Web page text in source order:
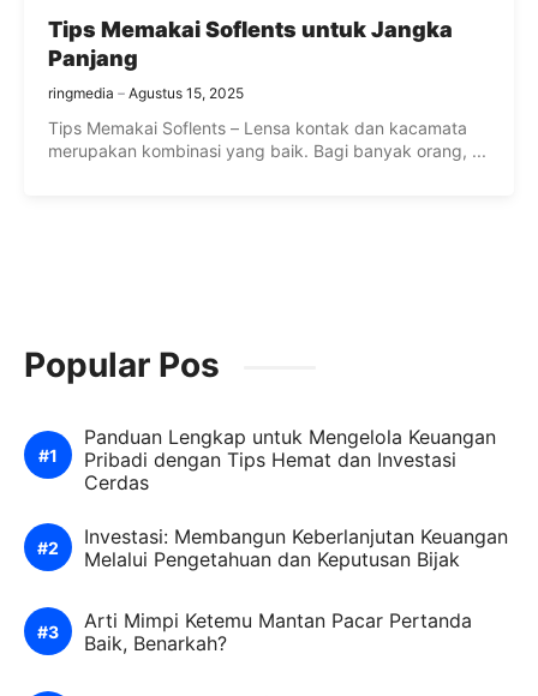
Tips Memakai Soflents untuk Jangka
Panjang
ringmedia Agustus 15, 2025
Tips Memakai Soflents – Lensa kontak dan kacamata
merupakan kombinasi yang baik. Bagi banyak orang, ...
Popular Pos
Panduan Lengkap untuk Mengelola Keuangan
Pribadi dengan Tips Hemat dan Investasi
Cerdas
Investasi: Membangun Keberlanjutan Keuangan
Melalui Pengetahuan dan Keputusan Bijak
Arti Mimpi Ketemu Mantan Pacar Pertanda
Baik, Benarkah?